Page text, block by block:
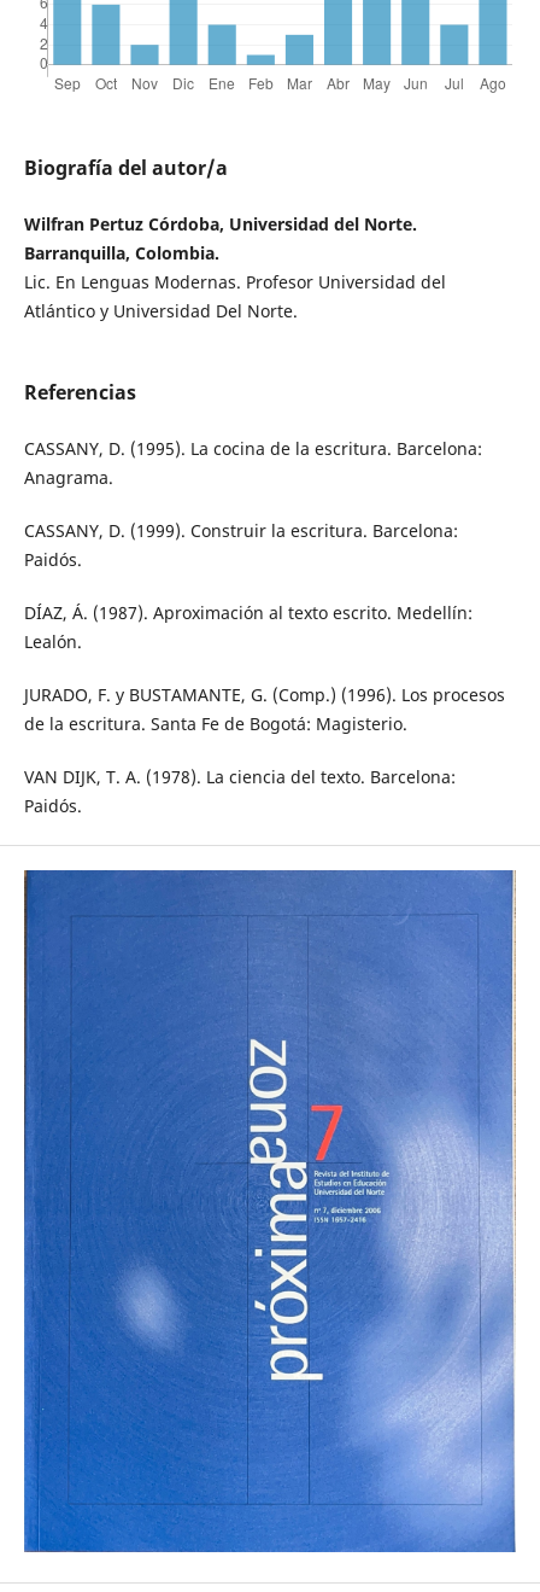
Biografía del autor/a
Wilfran Pertuz Córdoba, Universidad del Norte.
Barranquilla, Colombia.
Lic. En Lenguas Modernas. Profesor Universidad del
Atlántico y Universidad Del Norte.
Referencias
CASSANY, D. (1995). La cocina de la escritura. Barcelona:
Anagrama.
CASSANY, D. (1999). Construir la escritura. Barcelona:
Paidós.
DÍAZ, Á. (1987). Aproximación al texto escrito. Medellín:
Lealón.
JURADO, F. y BUSTAMANTE, G. (Comp.) (1996). Los procesos
de la escritura. Santa Fe de Bogotá: Magisterio.
VAN DIJK, T. A. (1978). La ciencia del texto. Barcelona:
Paidós.